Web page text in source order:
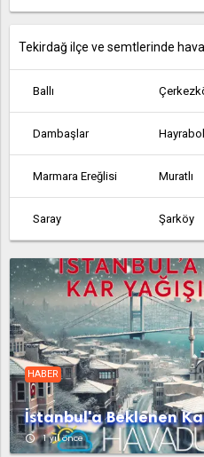
Tekirdağ ilçe ve semtlerinde
Ballı
Dambaşlar
Marmara Ereğlisi Muratlı
Saray Şarköy
Yürük
HABER
İstanbul'a Beklenen
access_time 1 yıl önce